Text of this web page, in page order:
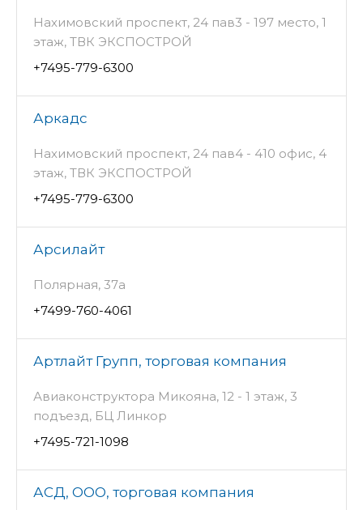
Нахимовский проспект, 24 пав3 - 197 место, 1
этаж, ТВК ЭКСПОСТРОЙ
+7495-779-6300
Аркадс
Нахимовский проспект, 24 пав4 - 410 офис, 4
этаж, ТВК ЭКСПОСТРОЙ
+7495-779-6300
Арсилайт
Полярная, 37а
+7499-760-4061
Артлайт Групп, торговая компания
Авиаконструктора Микояна, 12 - 1 этаж, 3
подъезд, БЦ Линкор
+7495-721-1098
АСД, ООО, торговая компания